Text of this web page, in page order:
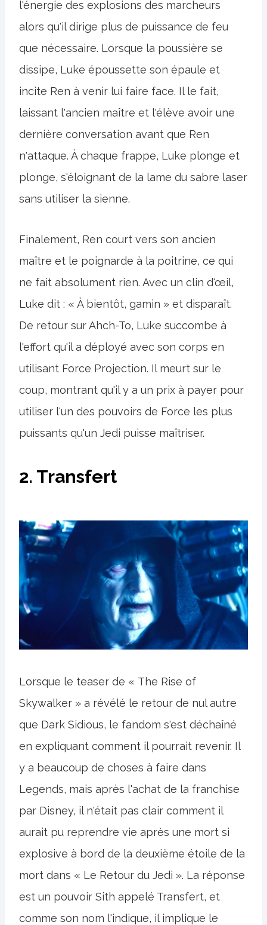
l'énergie des explosions des marcheurs
alors qu'il dirige plus de puissance de feu
que nécessaire. Lorsque la poussière se
dissipe, Luke époussette son épaule et
incite Ren à venir lui faire face. Il le fait,
laissant l'ancien maître et l'élève avoir une
dernière conversation avant que Ren
n'attaque. À chaque frappe, Luke plonge et
plonge, s'éloignant de la lame du sabre laser
sans utiliser la sienne.
Finalement, Ren court vers son ancien
maître et le poignarde à la poitrine, ce qui
ne fait absolument rien. Avec un clin d'œil,
Luke dit : « À bientôt, gamin » et disparaît.
De retour sur Ahch-To, Luke succombe à
l'effort qu'il a déployé avec son corps en
utilisant Force Projection. Il meurt sur le
coup, montrant qu'il y a un prix à payer pour
utiliser l'un des pouvoirs de Force les plus
puissants qu'un Jedi puisse maîtriser.
2. Transfert
Lorsque le teaser de « The Rise of
Skywalker » a révélé le retour de nul autre
que Dark Sidious, le fandom s'est déchaîné
en expliquant comment il pourrait revenir. Il
y a beaucoup de choses à faire dans
Legends, mais après l'achat de la franchise
par Disney, il n'était pas clair comment il
aurait pu reprendre vie après une mort si
explosive à bord de la deuxième étoile de la
mort dans « Le Retour du Jedi ». La réponse
est un pouvoir Sith appelé Transfert, et
comme son nom l'indique, il implique le